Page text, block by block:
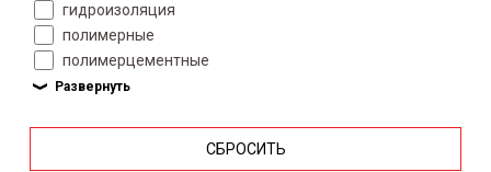
гидроизоляция
полимерные
полимерцементные
СБРОСИТЬ